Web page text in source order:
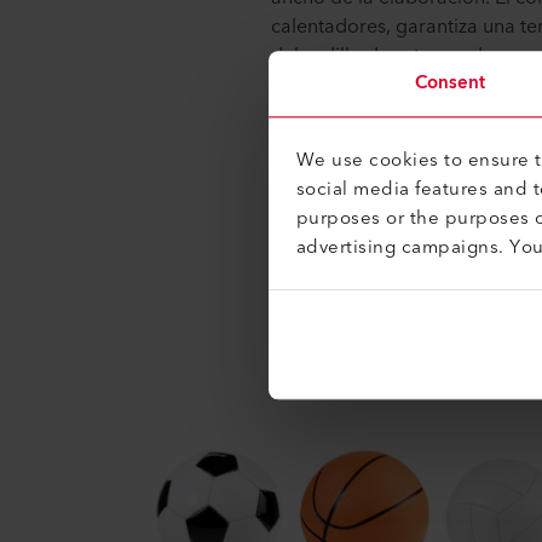
Consent
We use cookies to
social media features and
purposes or the purposes
advertising campaigns.
calentadores, garantiza una
del rodillo de estampado y,
de los grupos de
Piel
La piel sintética, o imitación